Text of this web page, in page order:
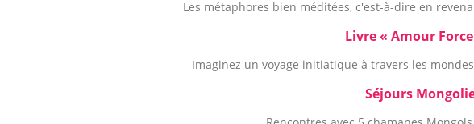
Les métaphores bien méditées, c'est-à-dire en
Livre « Amour
Imaginez un voyage initiatique à travers les
Séjours